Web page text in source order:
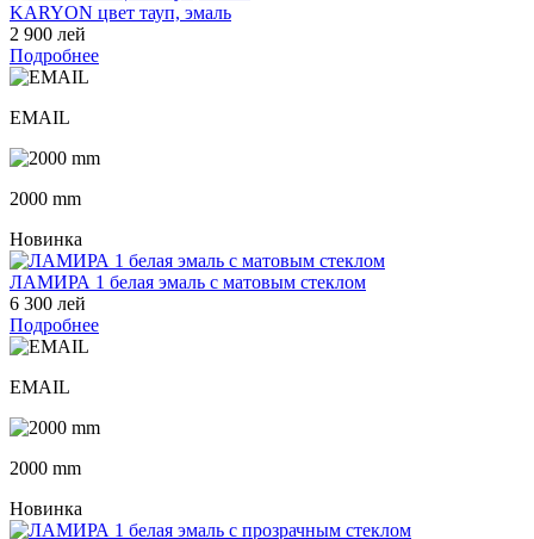
KARYON цвет тауп, эмаль
2 900 лей
Подробнее
EMAIL
2000 mm
Новинка
ЛАМИРА 1 белая эмаль с матовым стеклом
6 300 лей
Подробнее
EMAIL
2000 mm
Новинка